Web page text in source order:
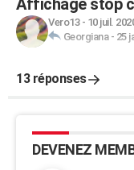
Affichage stop
Vero13- 10 juil.
Georgiana- 25
13 réponses
DEVENEZ